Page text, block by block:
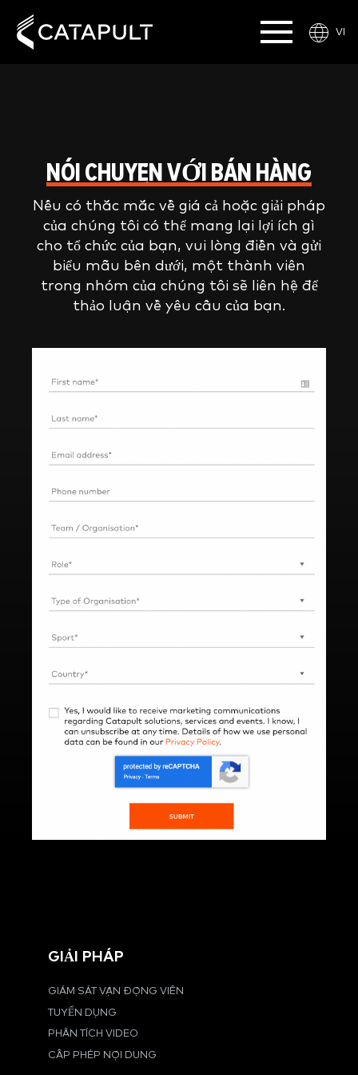
VI
NÓI CHUYỆN VỚI BÁN HÀNG
Nếu có thắc mắc về giá cả hoặc giải pháp
của chúng tôi có thể mang lại lợi ích gì
cho tổ chức của bạn, vui lòng điền và gửi
biểu mẫu bên dưới, một thành viên
trong nhóm của chúng tôi sẽ liên hệ để
thảo luận về yêu cầu của bạn.
GIẢI PHÁP
GIÁM SÁT VẬN ĐỘNG VIÊN
TUYỂN DỤNG
PHÂN TÍCH VIDEO
CẤP PHÉP NỘI DUNG